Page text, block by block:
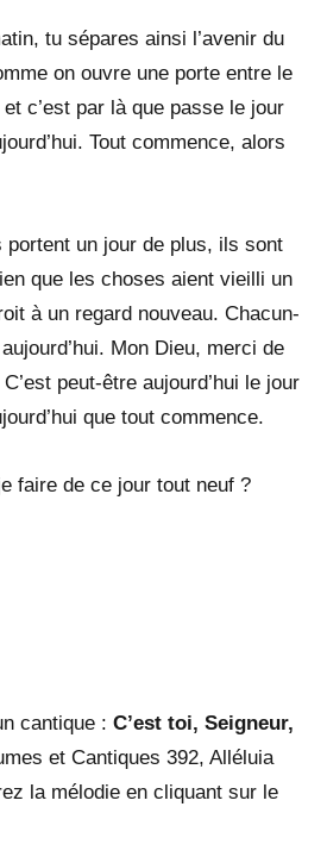
tu sépares ainsi l’avenir du
on ouvre une porte entre le
c’est par là que passe le jour
Tout commence, alors
portent un jour de plus, ils sont
que les choses aient vieilli un
à un regard nouveau. Chacun-
Mon Dieu, merci de
peut-être aujourd’hui le jour
que tout commence.
faire de ce jour tout neuf ?
cantique : C’est toi, Seigneur,
et Cantiques 392, Alléluia
la mélodie en cliquant sur le